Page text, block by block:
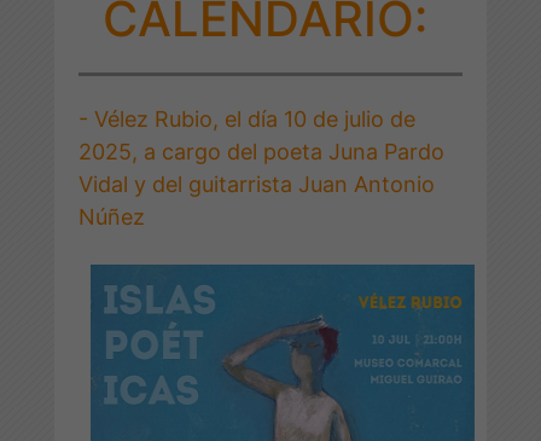
CALENDARIO:
- Vélez Rubio, el día 10 de julio de
2025, a cargo del poeta Juna Pardo
Vidal y del guitarrista Juan Antonio
Núñez